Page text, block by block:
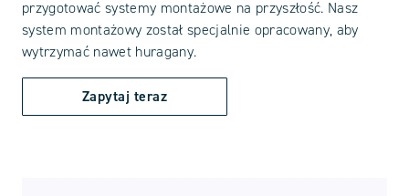
przygotować systemy montażowe na przyszłość. Nasz
system montażowy został specjalnie opracowany, aby
wytrzymać nawet huragany.
Zapytaj teraz